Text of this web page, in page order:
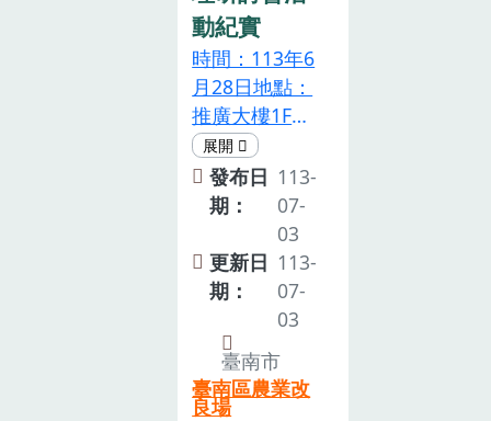
朋友們在溫室
中，實際看到
番茄的生育狀
態及有益昆蟲
扮演的角色，
小朋友帶著昆
蟲觀察罐，與
昆蟲第一次親
密接觸，近距
離放大觀察菸
盲椿象及熊蜂
的樣貌，驚呼
連連，有的很
害怕，有的直
呼好可愛！最
高了25%以
上，而一半堆
肥一半化肥組
的產量則與全
化肥組相當。
顯見適當的施
用禽畜糞堆
肥，不僅可以
降低對化學肥
料的依賴，更
能提高土壤有
機質的含量，
進而達到永續
經營的生產目
家與會業者、
研究人員及農
友於田間交流
熱絡。青枯病
為番茄栽培主
要病害之一，
嚴重影響番茄
存活率和產
量，以嫁接於
具抗病性之茄
砧栽培，可降
低感病風險。
本場選育出雜
交一代茄砧新
品種‘臺南1
友硬質玉米新
品種選擇及栽
培技術之參
考。羅正宗場
長致詞時表
示，氣候變遷
導致降雨反
常、水庫蓄水
不易，加劇沿
海地區用水問
題，而硬質玉
米全期灌溉水
量少，稻田轉
作硬質玉米將
動紀實
時間：113年6
月28日地點：
推廣大樓1F視
聽教室土壤健
康是農業生產
的重要條件之
一，土壤碳匯
管理為實現農
業淨零碳排及
農業永續的重
要環節。為了
宣導土壤健康
及碳匯管理等
發布日
期：
113-
07-
03
更新日
期：
113-
07-
03
臺南市
臺南區農業改
良場